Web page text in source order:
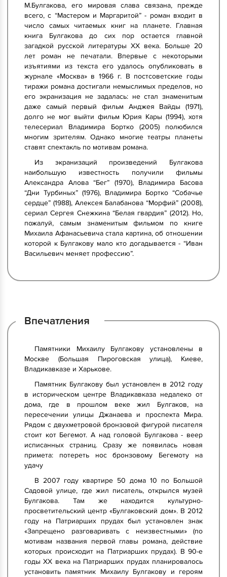
М.Булгакова, его мировая слава связана, прежде
всего, с “Мастером и Маргаритой” - роман входит в
число самых читаемых книг на планете. Главная
книга Булгакова до сих пор остается главной
загадкой русской литературы XX века. Больше 20
лет роман не печатали. Впервые с некоторыми
изъятиями из текста его удалось опубликовать в
журнале «Москва» в 1966 г. В постсоветские годы
тиражи романа достигали немыслимых пределов, но
его экранизация не задалась: не стал знаменитым
даже самый первый фильм Анджея Вайды (1971),
долго не мог выйти фильм Юрия Кары (1994), хотя
телесериал Владимира Бортко (2005) полюбился
многим зрителям. Однако многие театры планеты
ставят спектакль по мотивам романа.
Из экранизаций произведений Булгакова
наибольшую известность получили фильмы
Александра Алова “Бег” (1970), Владимира Басова
“Дни Турбиных” (1976), Владимира Бортко “Собачье
сердце” (1988), Алексея Балабанова “Морфий” (2008),
сериал Сергея Снежкина “Белая гвардия” (2012). Но,
пожалуй, самым знаменитым фильмом по книге
Михаила Афанасьевича стала картина, об отношении
которой к Булгакову мало кто догадывается - “Иван
Васильевич меняет профессию”.
Впечатления
Памятники Михаилу Булгакову установлены в
Москве (Большая Пироговская улица), Киеве,
Владикавказе и Харькове.
Памятник Булгакову был установлен в 2012 году
в историческом центре Владикавказа недалеко от
дома, где в прошлом веке жил Булгаков, на
пересечении улицы Джанаева и проспекта Мира.
Рядом с двухметровой бронзовой фигурой писателя
стоит кот Бегемот. А над головой Булгакова - веер
исписанных страниц. Сразу же появилась новая
примета: потереть нос бронзовому Бегемоту на
удачу
В 2007 году квартире 50 дома 10 по Большой
Садовой улице, где жил писатель, открылся музей
Булгакова. Там же находится культурно-
просветительский центр «Булгаковский дом». В 2012
году на Патриарших прудах был установлен знак
«Запрещено разговаривать с неизвестными» (по
мотивам названия первой главы романа, действие
которых происходит на Патриарших прудах). В 90-е
годы XX века на Патриарших прудах планировалось
установить памятник Михаилу Булгакову и героям